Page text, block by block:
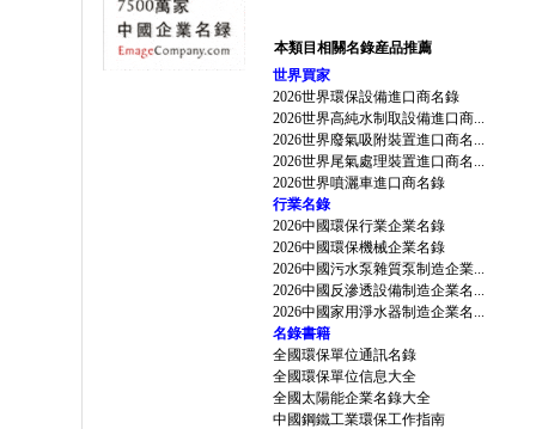
本類目相關名錄産品推薦
世界買家
2026世界環保設備進口商名錄
2026世界高純水制取設備進口商...
2026世界廢氣吸附裝置進口商名...
2026世界尾氣處理裝置進口商名...
2026世界噴灑車進口商名錄
行業名錄
2026中國環保行業企業名錄
2026中國環保機械企業名錄
2026中國污水泵雜質泵制造企業...
2026中國反滲透設備制造企業名...
2026中國家用淨水器制造企業名...
名錄書籍
全國環保單位通訊名錄
全國環保單位信息大全
全國太陽能企業名錄大全
中國鋼鐵工業環保工作指南